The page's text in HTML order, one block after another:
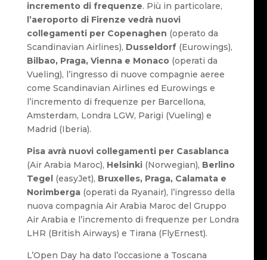
incremento di frequenze. Più in particolare,
l’aeroporto di Firenze vedrà nuovi
collegamenti per Copenaghen (operato da
Scandinavian Airlines), Dusseldorf(Eurowings),
Bilbao, Praga, Vienna e Monaco(operati da
Vueling), l’ingresso di nuove compagnie aeree
come Scandinavian Airlines ed Eurowings e
l’incremento di frequenze per Barcellona,
Amsterdam, Londra LGW, Parigi (Vueling) e
Madrid (Iberia).
Pisa avrà nuovi collegamenti per Casablanca
(Air Arabia Maroc), Helsinki(Norwegian), Berlino
Tegel(easyJet), Bruxelles, Praga, Calamata e
Norimberga(operati da Ryanair), l’ingresso della
nuova compagnia Air Arabia Maroc del Gruppo
Air Arabia e l’incremento di frequenze per Londra
LHR (British Airways) e Tirana (FlyErnest).
L’Open Day ha dato l’occasione a Toscana